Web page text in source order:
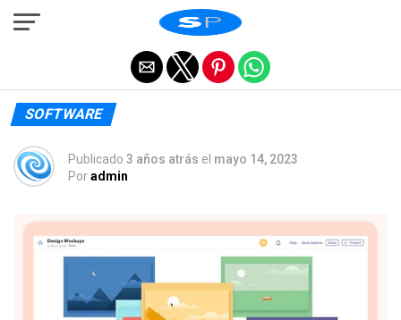
SOFTWARE
Publicado 3 años atrás el mayo 14, 2023
Poradmin
Salir de la versión móvil